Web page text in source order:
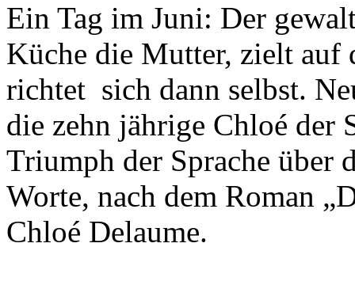
Ein Tag im Juni: Der
Küche die Mutter, zielt auf
richtet sich dann selbst.
die zehn jährige Chloé der
Triumph der Sprache über
Worte, nach dem Roman
Chloé Delaume.